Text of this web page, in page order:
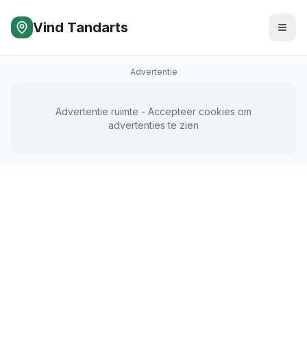
Vind Tandarts
Advertentie
Advertentie ruimte - Accepteer cookies om
advertenties te zien